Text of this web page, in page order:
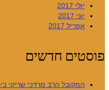
יולי 2017
יוני 2017
אפריל 2017
פוסטים חדשים
המקובל הרב מרדכי שריקי